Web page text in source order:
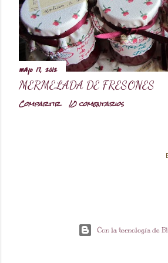
d
a
s
mayo 17, 2012
MERMELADA DE FRESONES
Compartir
10 comentarios
Con la tecnología de